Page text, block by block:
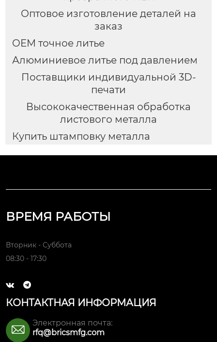
Оптовое изготовление деталей на
заказ
OEM точное литье
Алюминиевое литье под давлением
Поставщики индивидуальной 3D-
печати
Высококачественная обработка
листового металла
Купить штамповку металла
ВРЕМЯ РАБОТЫ
Вторник - Суббота
08:30 - 17:30
 
КОНТАКТНАЯ ИНФОРМАЦИЯ

Электронная почта:
rfq@bricsmfg.com